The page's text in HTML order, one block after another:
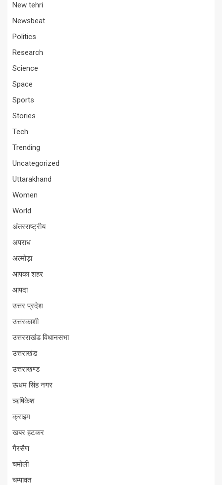
New tehri
Newsbeat
Politics
Research
Science
Space
Sports
Stories
Tech
Trending
Uncategorized
Uttarakhand
Women
World
अंतरराष्ट्रीय
अपराध
अल्मोड़ा
आपका शहर
आपदा
उत्तर प्रदेश
उत्तरकाशी
उत्तरराखंड विधानसभा
उत्तराखंड
उत्तराखण्ड
ऊधम सिंह नगर
ऋषिकेश
क्राइम
खबर हटकर
गैरसैण
चमोली
चम्पावत